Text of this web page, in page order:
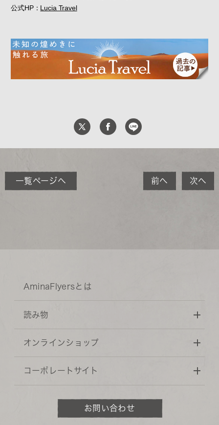
公式HP： Lucia Travel
一覧ページへ 前へ 次へ
AminaFlyersとは
読み物
オンラインショップ
コーポレートサイト
お問い合わせ